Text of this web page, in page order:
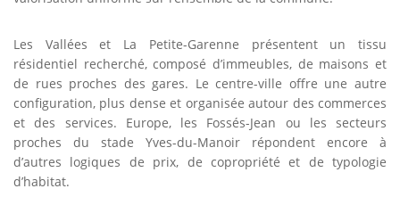
Les Vallées et La Petite-Garenne présentent un tissu
résidentiel recherché, composé d’immeubles, de maisons et
de rues proches des gares. Le centre-ville offre une autre
configuration, plus dense et organisée autour des commerces
et des services. Europe, les Fossés-Jean ou les secteurs
proches du stade Yves-du-Manoir répondent encore à
d’autres logiques de prix, de copropriété et de typologie
d’habitat.